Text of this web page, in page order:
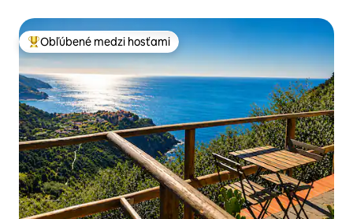
Najobľúbenejšie medzi hosťami
Obľúbené medzi hosťami